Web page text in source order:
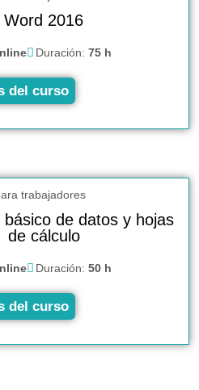
Word 2016
Duración: 75 h
del curso
de datos y hojas
de cálculo
Duración: 50 h
del curso